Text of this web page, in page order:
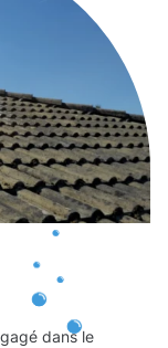
dans le